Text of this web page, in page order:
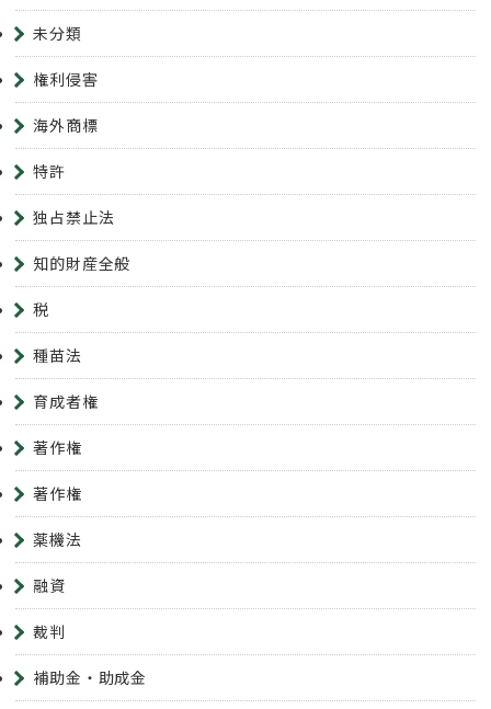
未分類
権利侵害
海外商標
特許
独占禁止法
知的財産全般
税
種苗法
育成者権
著作権
著作権
薬機法
融資
裁判
補助金・助成金